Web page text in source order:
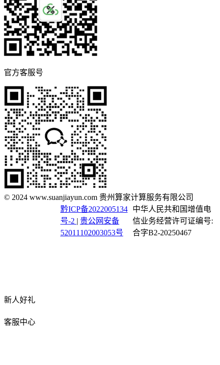
官方客服号
© 2024 www.suanjiayun.com 贵州算家计算服务有限公司
黔ICP备2022005134
号-2 | 贵公网安备
52011102003053号
中华人民共和国增值电
信业务经营许可证编号:
合字B2-20250467
新人好礼
客服中心